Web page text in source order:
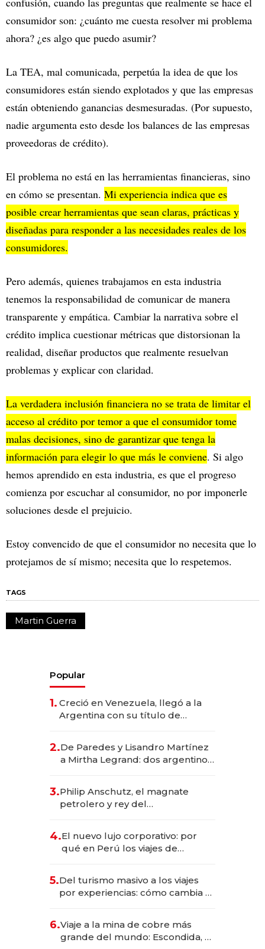
consumidor son: ¿cuánto me cuesta resolver mi problema
ahora? ¿es algo que puedo asumir?
La TEA, mal comunicada, perpetúa la idea de que los
consumidores están siendo explotados y que las empresas
están obteniendo ganancias desmesuradas. (Por supuesto,
nadie argumenta esto desde los balances de las empresas
proveedoras de crédito).
El problema no está en las herramientas financieras, sino
en cómo se presentan. Mi experiencia indica que es
posible crear herramientas que sean claras, prácticas y
diseñadas para responder a las necesidades reales de los
consumidores.
Pero además, quienes trabajamos en esta industria
tenemos la responsabilidad de comunicar de manera
transparente y empática. Cambiar la narrativa sobre el
crédito implica cuestionar métricas que distorsionan la
realidad, diseñar productos que realmente resuelvan
problemas y explicar con claridad.
La verdadera inclusión financiera no se trata de limitar el
acceso al crédito por temor a que el consumidor tome
malas decisiones, sino de garantizar que tenga la
información para elegir lo que más le conviene. Si algo
hemos aprendido en esta industria, es que el progreso
comienza por escuchar al consumidor, no por imponerle
soluciones desde el prejuicio.
Estoy convencido de que el consumidor no necesita que lo
protejamos de sí mismo; necesita que lo respetemos.
TAGS
Martin Guerra
Popular
1. Creció en Venezuela, llegó a la
Argentina con su título de
las marcas "fast premium"
2.De Paredes y Lisandro Martínez
a Mirtha Legrand: dos argentinos
3.Philip Anschutz, el magnate
petrolero y rey del
Fénix
4.El nuevo lujo corporativo: por
qué en Perú los viajes de
transformadoras
5.Del turismo masivo a los viajes
por experiencias: cómo cambia el
6.Viaje a la mina de cobre más
grande del mundo: Escondida, el